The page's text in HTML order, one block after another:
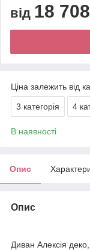
від 18 708
Ціна залежить від
3 категорія 4
В наявності
Опис
Опис
Диван Алексія